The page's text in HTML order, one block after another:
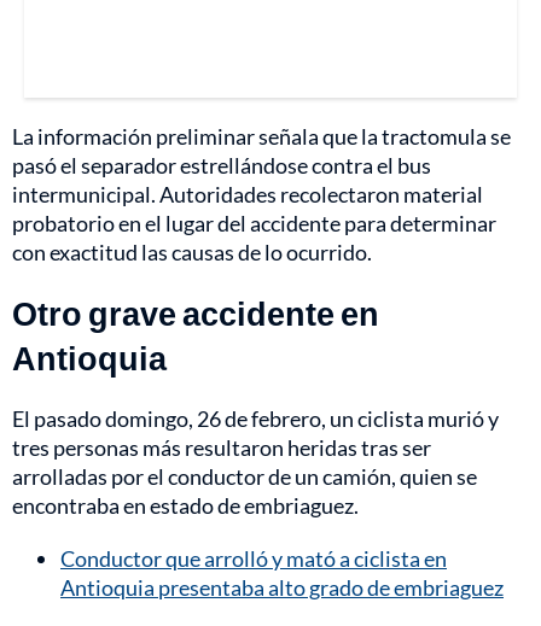
La información preliminar señala que la tractomula se
pasó el separador estrellándose contra el bus
intermunicipal. Autoridades recolectaron material
probatorio en el lugar del accidente para determinar
con exactitud las causas de lo ocurrido.
Otro grave accidente en
Antioquia
El pasado domingo, 26 de febrero, un ciclista murió y
tres personas más resultaron heridas tras ser
arrolladas por el conductor de un camión, quien se
encontraba en estado de embriaguez.
Conductor que arrolló y mató a ciclista en
Antioquia presentaba alto grado de embriaguez